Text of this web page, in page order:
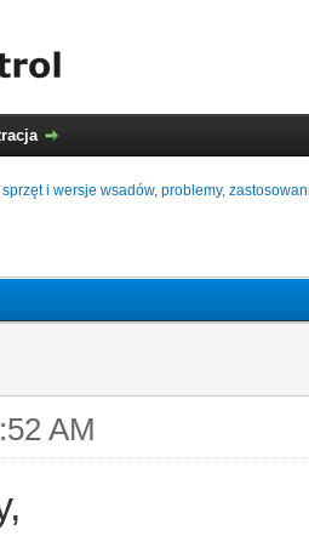
i wersje wsadów, problemy,
AM